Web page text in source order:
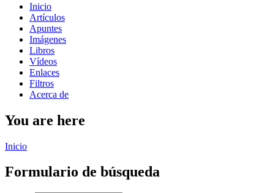
Inicio
Artículos
Apuntes
Imágenes
Libros
Vídeos
Enlaces
Filtros
Acerca de
You are here
Inicio
Formulario de búsqueda